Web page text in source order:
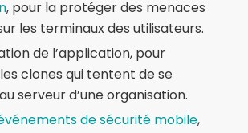
, pour la protéger des menaces
les terminaux des utilisateurs.
de l’application, pour
clones qui tentent de se
serveur d’une organisation.
de sécurité mobile,